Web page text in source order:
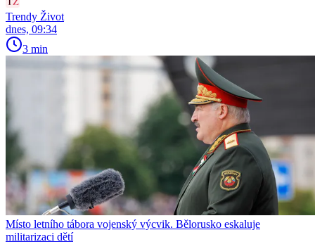
Trendy Život
dnes, 09:34
3 min
Místo letního tábora vojenský výcvik. Bělorusko eskaluje
militarizaci dětí